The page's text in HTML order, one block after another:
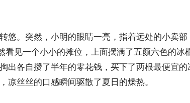
悠。突然，小明的眼睛一亮，指着远处的小卖部
见一个小小的摊位，上面摆满了五颜六色的冰
出各自攒了半年的零花钱，买下了两根最便宜的
丝丝的口感瞬间驱散了夏日的燥热。